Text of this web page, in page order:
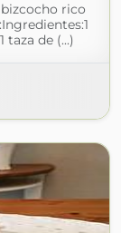
rico
taza de (...)